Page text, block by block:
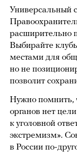
Универсальный
расширительно
Выбирайте
местами для
но не
позволит
Нужно помнить,
органов нет
к уголовной
экстремизм».
в России по-